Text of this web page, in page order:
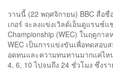
วานนี้ (22 พฤศจิกายน) BBC สื่อ
เกอร์ จะลงแข่งเวิลด์เอ็นดูแรนซ์
Championship (WEC) ในฤดูก
WEC เป็นการแข่งขันเพื่อทดสอบ
อดทนและความทนทานมากแค่ไห
4, 6, 10 ไปจนถึง 24 ชั่วโมง ซึ่งรา